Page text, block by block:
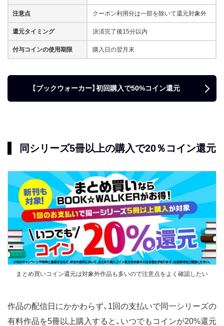
注意点 クーポン利用分は一部を除いて還元対象外
還元タイミング 決済完了後15分以内
付与コインの使用期限 購入日の翌月末
【ブックウォーカー】初回購入で50%コイン還元
同シリーズ5冊以上の購入で20％コイン還元
まとめ買いコイン還元は対象外作品も多いので注意点をよく確認したい
作品の配信日にかかわらず、1回の支払いで同一シリーズの
有料作品を5冊以上購入すると、いつでもコインが20%還元